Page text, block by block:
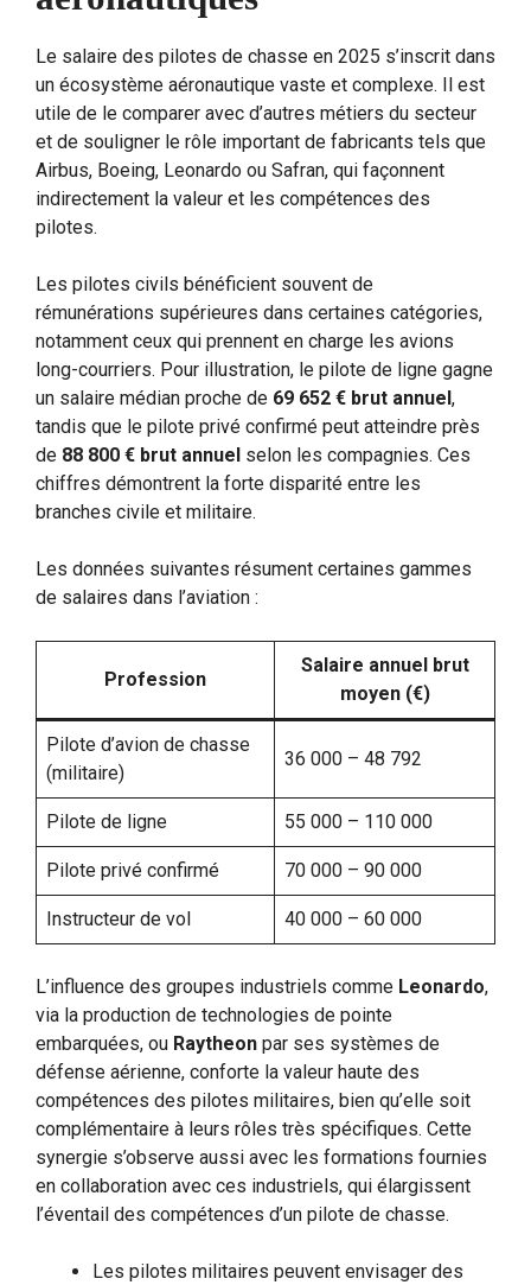
Le salaire des pilotes de chasse en 2025 s’inscrit dans
un écosystème aéronautique vaste et complexe. Il est
utile de le comparer avec d’autres métiers du secteur
et de souligner le rôle important de fabricants tels que
Airbus, Boeing, Leonardo ou Safran, qui façonnent
indirectement la valeur et les compétences des
pilotes.
Les pilotes civils bénéficient souvent de
rémunérations supérieures dans certaines catégories,
notamment ceux qui prennent en charge les avions
long-courriers. Pour illustration, le pilote de ligne gagne
un salaire médian proche de 69 652 € brut annuel ,
tandis que le pilote privé confirmé peut atteindre près
de 88 800 € brut annuel selon les compagnies. Ces
chiffres démontrent la forte disparité entre les
branches civile et militaire.
Les données suivantes résument certaines gammes
de salaires dans l’aviation :
Profession
Salaire annuel brut
moyen (€)
Pilote d’avion de chasse
(militaire)
36 000 – 48 792
Pilote de ligne 55 000 – 110 000
Pilote privé confirmé 70 000 – 90 000
Instructeur de vol 40 000 – 60 000
L’influence des groupes industriels comme Leonardo,
via la production de technologies de pointe
embarquées, ou Raytheon par ses systèmes de
défense aérienne, conforte la valeur haute des
compétences des pilotes militaires, bien qu’elle soit
complémentaire à leurs rôles très spécifiques. Cette
synergie s’observe aussi avec les formations fournies
en collaboration avec ces industriels, qui élargissent
l’éventail des compétences d’un pilote de chasse.
Les pilotes militaires peuvent envisager des